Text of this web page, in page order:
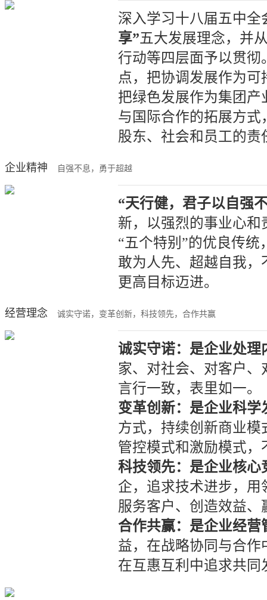
深入学习十八届五中全
享”五大发展理念，并
行动等四层面予以贯
点，把协调发展作为
把绿色发展作为集团
与国际合作的拓展方
股东、社会和员工的责
企业精神 自强不息，勇于超越
“天行健，君子以自强
新，以强烈的事业心
“五个特别”的优良传
敢为人先、超越自我，
更高目标迈进。
经营理念 诚实守诺，变革创新，科技领先，合作共赢
诚实守诺：是企业处
家、对社会、对客户、
言行一致，表里如一。
变革创新：是企业科学
方式，持续创新商业模
管控模式和激励模式
科技领先：是企业核心
企，追求技术进步，
服务客户、创造效益、
合作共赢：是企业经营
益，在战略协同与合作
在互惠互利中追求共同